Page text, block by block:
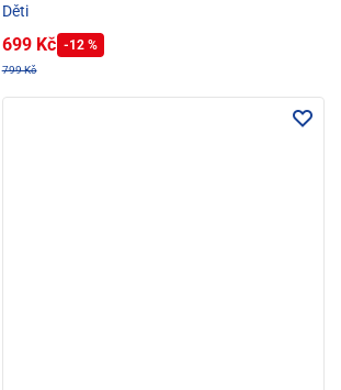
Děti
699 Kč -12 %
799 Kč